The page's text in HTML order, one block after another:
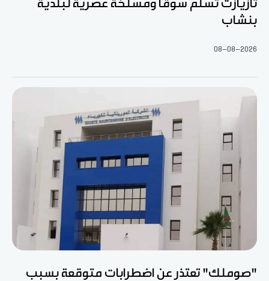
تازيازت تُسلّم سوقًا ومسلخة عصرية لبلدية
بنشاب
08-08-2026
"صوملك" تعتذر عن اضطرابات متوقعة بسبب